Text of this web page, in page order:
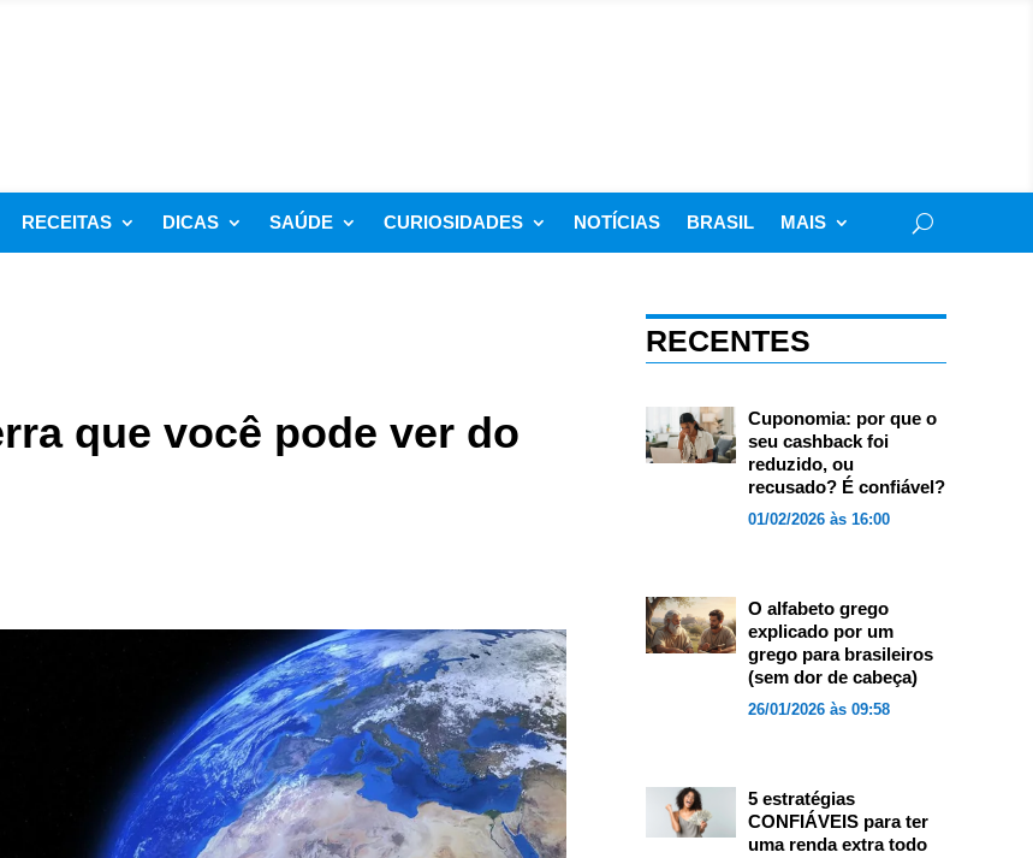
RECEITAS DICAS SAÚDE CURIOSIDADES NOTÍCIAS BRASIL MAIS
que você pode ver do
RECENTES
Cuponomia: por que o
seu cashback foi
reduzido, ou
recusado? É confiável?
01/02/2026 às 16:00
O alfabeto grego
explicado por um
grego para brasileiros
(sem dor de cabeça)
26/01/2026 às 09:58
5 estratégias
CONFIÁVEIS para ter
uma renda extra todo